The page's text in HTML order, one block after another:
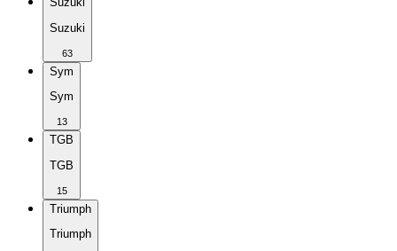
Suzuki
63
Sym
Sym
13
TGB
TGB
15
Triumph
Triumph